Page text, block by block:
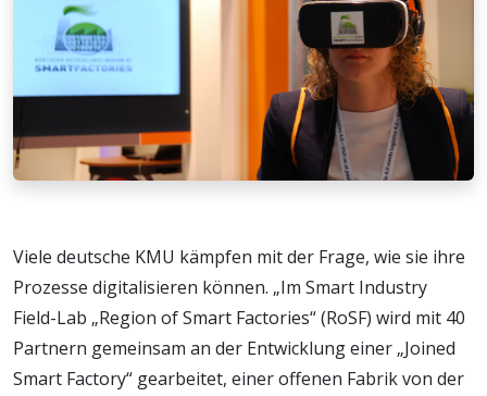
Viele deutsche KMU kämpfen mit der Frage, wie sie ihre
Prozesse digitalisieren können. „Im Smart Industry
Field-Lab „Region of Smart Factories“ (RoSF) wird mit 40
Partnern gemeinsam an der Entwicklung einer „Joined
Smart Factory“ gearbeitet, einer offenen Fabrik von der